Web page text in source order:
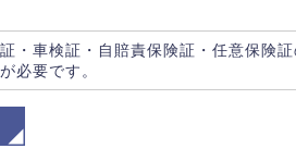
・車検証・自賠責保険証・任意保険
必要です。